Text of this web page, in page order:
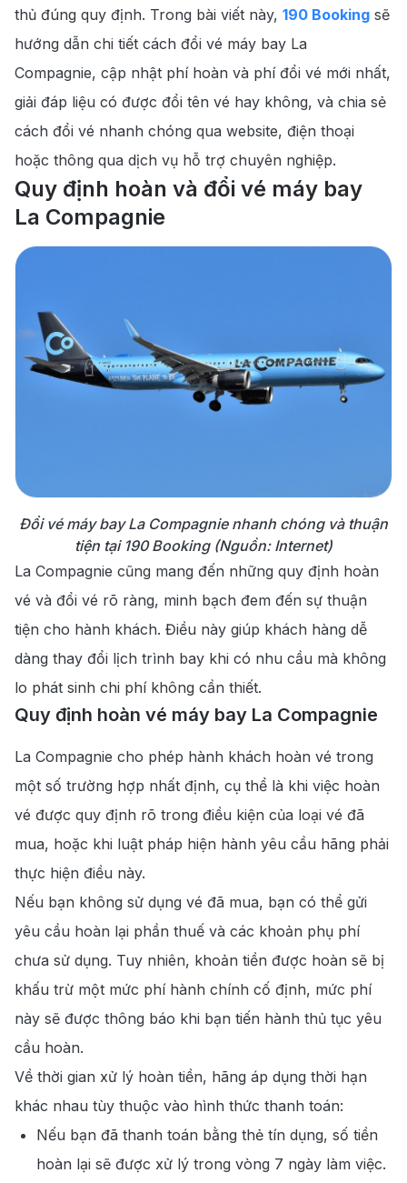
190 Booking cung cấp dịch vụ đổi vé máy
bay uy tín
thủ đúng quy định. Trong bài viết này, 190 Booking sẽ
hướng dẫn chi tiết cách đổi vé máy bay La
Compagnie, cập nhật phí hoàn và phí đổi vé mới nhất,
giải đáp liệu có được đổi tên vé hay không, và chia sẻ
cách đổi vé nhanh chóng qua website, điện thoại
hoặc thông qua dịch vụ hỗ trợ chuyên nghiệp.
Quy định hoàn và đổi vé máy bay
La Compagnie
Đổi vé máy bay La Compagnie nhanh chóng và thuận
tiện tại 190 Booking (Nguồn: Internet)
La Compagnie cũng mang đến những quy định hoàn
vé và đổi vé rõ ràng, minh bạch đem đến sự thuận
tiện cho hành khách. Điều này giúp khách hàng dễ
dàng thay đổi lịch trình bay khi có nhu cầu mà không
lo phát sinh chi phí không cần thiết.
Quy định hoàn vé máy bay La Compagnie
La Compagnie cho phép hành khách hoàn vé trong
một số trường hợp nhất định, cụ thể là khi việc hoàn
vé được quy định rõ trong điều kiện của loại vé đã
mua, hoặc khi luật pháp hiện hành yêu cầu hãng phải
thực hiện điều này.
Nếu bạn không sử dụng vé đã mua, bạn có thể gửi
yêu cầu hoàn lại phần thuế và các khoản phụ phí
chưa sử dụng. Tuy nhiên, khoản tiền được hoàn sẽ bị
khấu trừ một mức phí hành chính cố định, mức phí
này sẽ được thông báo khi bạn tiến hành thủ tục yêu
cầu hoàn.
Về thời gian xử lý hoàn tiền, hãng áp dụng thời hạn
khác nhau tùy thuộc vào hình thức thanh toán:
Nếu bạn đã thanh toán bằng thẻ tín dụng, số tiền
hoàn lại sẽ được xử lý trong vòng 7 ngày làm việc.